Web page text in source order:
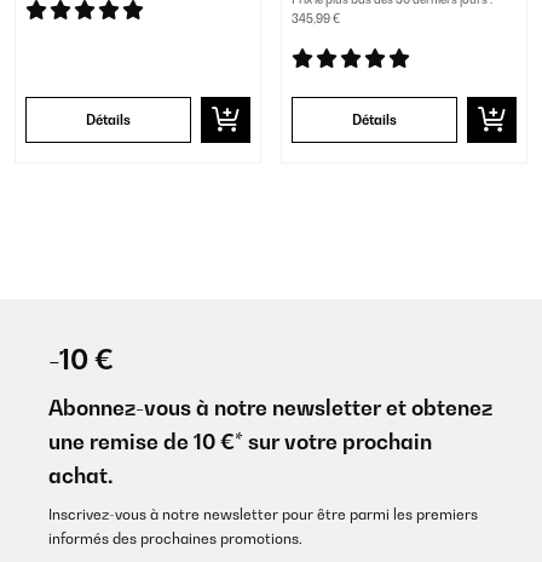
Détails
345,99 €
Détails
-10 €
Abonnez-vous à notre newsletter et obtenez
une remise de 10 €* sur votre prochain
achat.
Inscrivez-vous à notre newsletter pour être parmi les premiers
informés des prochaines promotions.